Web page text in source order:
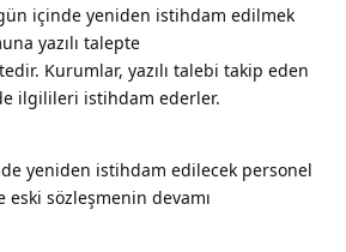
içinde yeniden istihdam edilmek
yazılı talepte
Kurumlar, yazılı talebi takip eden
ilgilileri istihdam ederler.
yeniden istihdam edilecek personel
eski sözleşmenin devamı